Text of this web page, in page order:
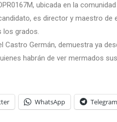
ubicada en la
es director y maestro
los grados.
Castro Germán, demuestra ya
habrán de ver mermados
WhatsApp Telegram